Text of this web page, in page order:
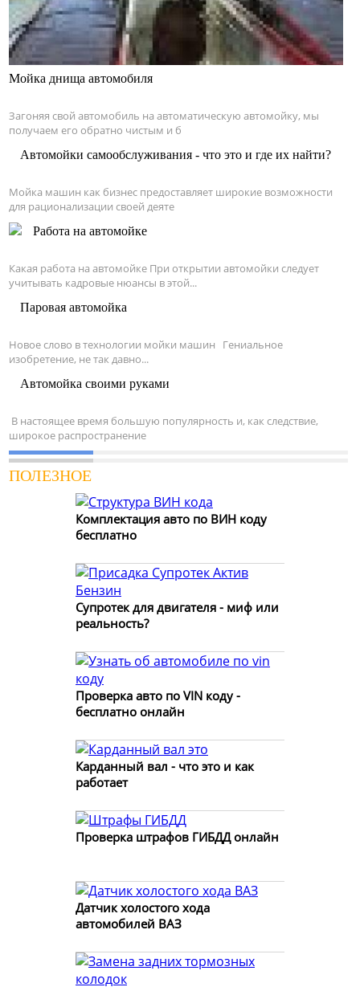
Мойка днища автомобиля
Загоняя свой автомобиль на автоматическую автомойку, мы
получаем его обратно чистым и б
Автомойки самообслуживания - что это и где их найти?
Мойка машин как бизнес предоставляет широкие возможности
для рационализации своей деяте
Работа на автомойке
Какая работа на автомойке При открытии автомойки следует
учитывать кадровые нюансы в этой...
Паровая автомойка
Новое слово в технологии мойки машин Гениальное
изобретение, не так давно...
Автомойка своими руками
В настоящее время большую популярность и, как следствие,
широкое распространение
ПОЛЕЗНОЕ
Комплектация авто по ВИН коду
бесплатно
Супротек для двигателя - миф или
реальность?
Проверка авто по VIN коду -
бесплатно онлайн
Карданный вал - что это и как
работает
Проверка штрафов ГИБДД онлайн
Датчик холостого хода
автомобилей ВАЗ